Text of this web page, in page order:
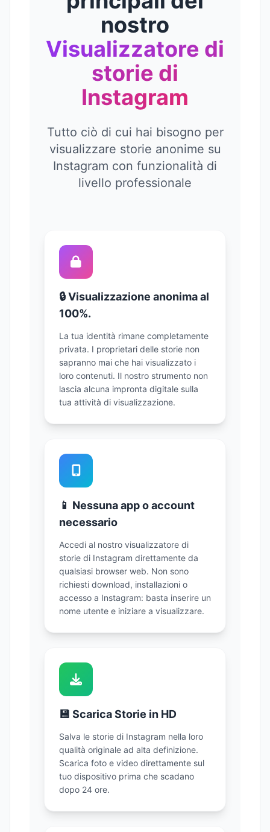
nostro
Visualizzatore di
storie di
Instagram
Tutto ciò di cui hai bisogno per
visualizzare storie anonime su
Instagram con funzionalità di
livello professionale
🔒 Visualizzazione anonima al
100%.
La tua identità rimane completamente
privata. I proprietari delle storie non
sapranno mai che hai visualizzato i
loro contenuti. Il nostro strumento non
lascia alcuna impronta digitale sulla
tua attività di visualizzazione.
📱 Nessuna app o account
necessario
Accedi al nostro visualizzatore di
storie di Instagram direttamente da
qualsiasi browser web. Non sono
richiesti download, installazioni o
accesso a Instagram: basta inserire un
nome utente e iniziare a visualizzare.
💾 Scarica Storie in HD
Salva le storie di Instagram nella loro
qualità originale ad alta definizione.
Scarica foto e video direttamente sul
tuo dispositivo prima che scadano
dopo 24 ore.